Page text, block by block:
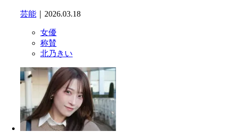
芸能 ｜2026.03.18
女優
称賛
北乃きい